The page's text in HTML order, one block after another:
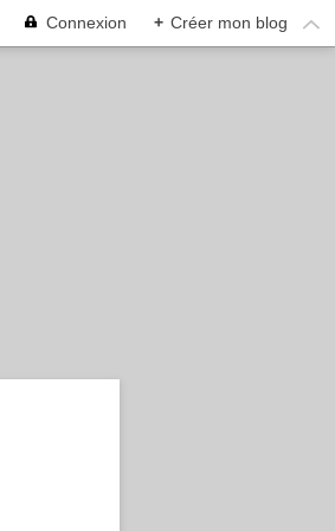
Connexion + Créer mon blog